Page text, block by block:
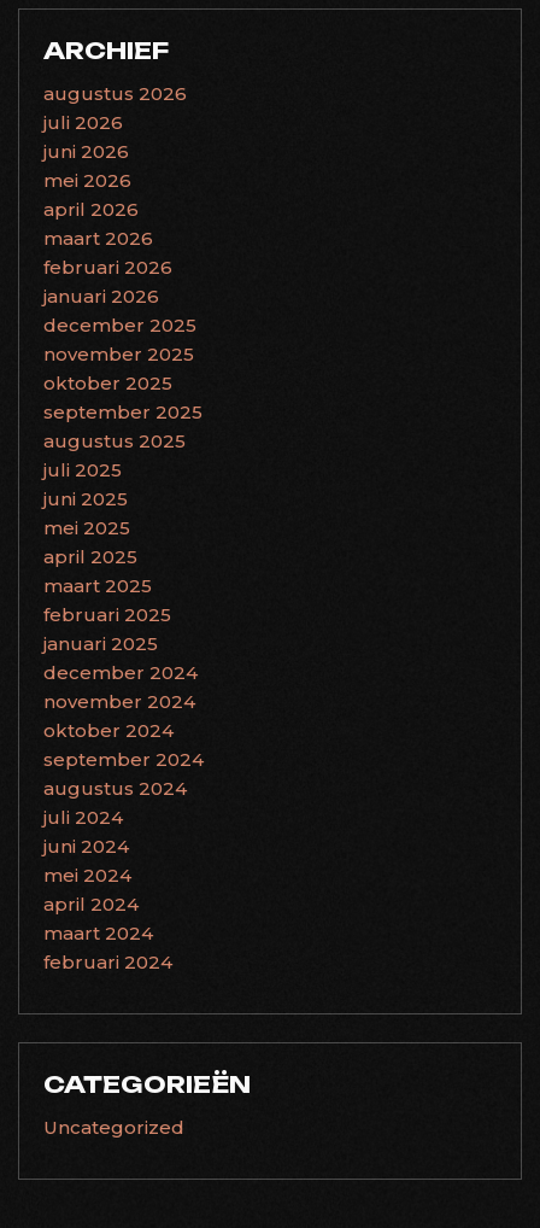
ARCHIEF
augustus 2026
juli 2026
juni 2026
mei 2026
april 2026
maart 2026
februari 2026
januari 2026
december 2025
november 2025
oktober 2025
september 2025
augustus 2025
juli 2025
juni 2025
mei 2025
april 2025
maart 2025
februari 2025
januari 2025
december 2024
november 2024
oktober 2024
september 2024
augustus 2024
juli 2024
juni 2024
mei 2024
april 2024
maart 2024
februari 2024
CATEGORIEËN
Uncategorized